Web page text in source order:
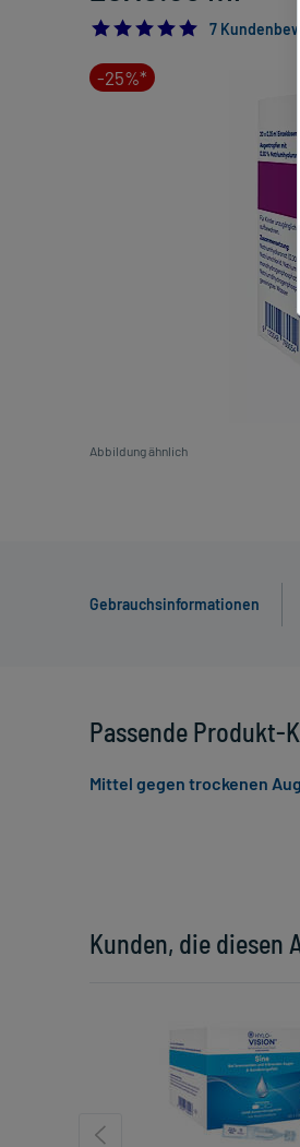
5.0
7
-25%*
Abbildung ähnlich
Gebrauchsinformationen
Kunden, die diesen
Passende Produkt-
Mittel gegen trockenen